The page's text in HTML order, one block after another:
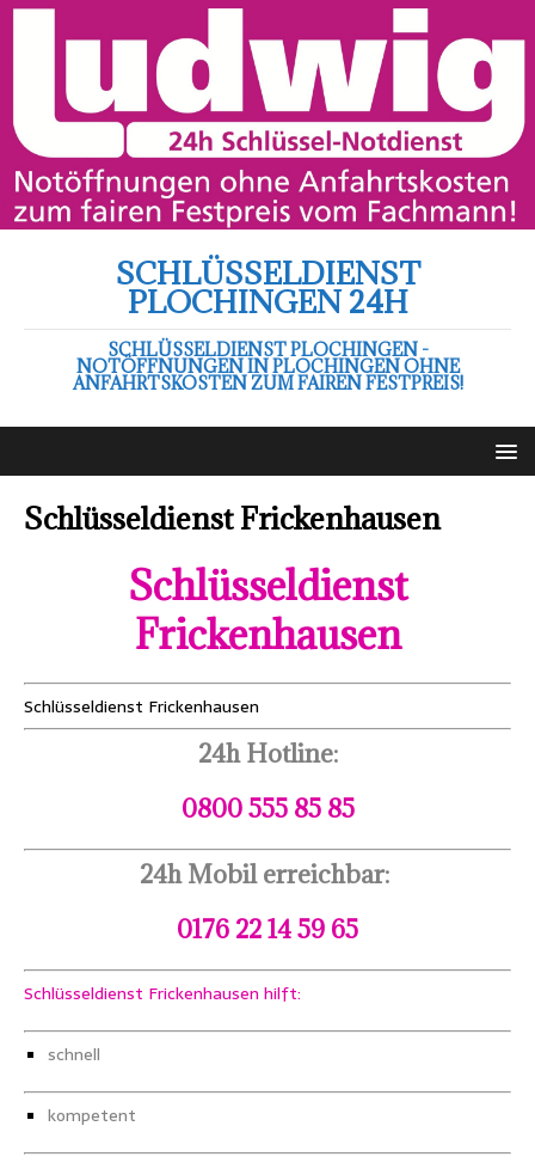
SCHLÜSSELDIENST
PLOCHINGEN 24H
SCHLÜSSELDIENST PLOCHINGEN -
NOTÖFFNUNGEN IN PLOCHINGEN OHNE
ANFAHRTSKOSTEN ZUM FAIREN FESTPREIS!
Schlüsseldienst Frickenhausen
Schlüsseldienst
Frickenhausen
Schlüsseldienst Frickenhausen
24h Hotline:
0800 555 85 85
24h Mobil erreichbar:
0176 22 14 59 65
Schlüsseldienst Frickenhausen hilft:
schnell
kompetent